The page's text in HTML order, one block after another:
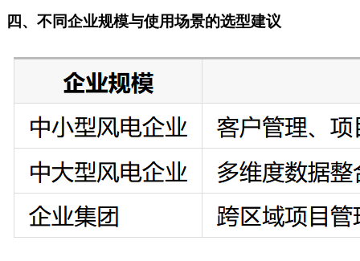
四、不同企业规模与使用场景的选型建议